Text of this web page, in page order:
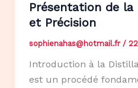
Présentation de
et Précision
sophienahas@hotmail.fr /
Introduction à la
est un procédé